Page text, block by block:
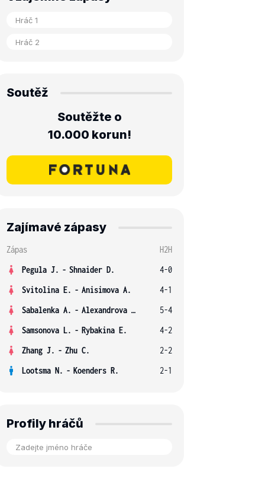
Soutěž
Soutěžte o
10.000 korun!
Zajímavé zápasy
Zápas
H2H
Pegula J. - Shnaider D.
4-0
Svitolina E. - Anisimova A.
4-1
Sabalenka A. - Alexandrova E.
5-4
Samsonova L. - Rybakina E.
4-2
Zhang J. - Zhu C.
2-2
Lootsma N. - Koenders R. 2-1
Profily hráčů